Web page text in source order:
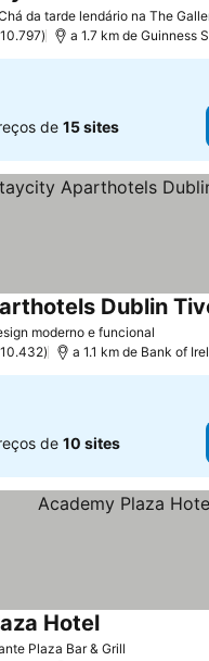
da tarde lendário na The
10.797 a 1.7 km de Guinness
de 15 sites
moderno e funcional
Dublin
10.432 a 1.1 km de Bank of
de 10 sites
Plaza Bar & Grill
Hotel